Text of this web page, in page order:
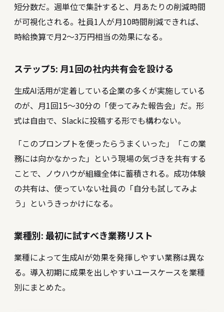
短分数だ。週単位で集計すると、月あたりの削減時間
が可視化される。社員1人が月10時間削減できれば、
時給換算で月2〜3万円相当の効果になる。
ステップ5: 月1回の社内共有会を設ける
生成AI活用が定着している企業の多くが実施している
のが、月1回15〜30分の「使ってみた報告会」だ。形
式は自由で、Slackに投稿する形でも構わない。
「このプロンプトを使ったらうまくいった」「この業
務には向かなかった」という現場の気づきを共有する
ことで、ノウハウが組織全体に蓄積される。成功体験
の共有は、使っていない社員の「自分も試してみよ
う」というきっかけになる。
業種別: 最初に試すべき業務リスト
業種によって生成AIが効果を発揮しやすい業務は異な
る。導入初期に成果を出しやすいユースケースを業種
別にまとめた。